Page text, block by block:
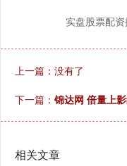
实盘股票配
上一篇：没有了
下一篇： 锦达网 倍量上
相关文章